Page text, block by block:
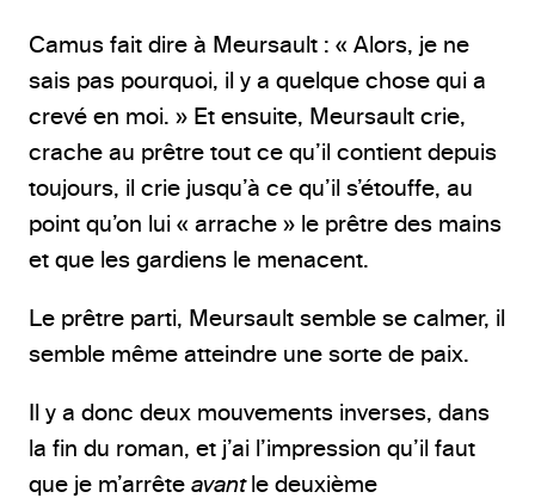
Camus fait dire à Meursault : « Alors, je ne
sais pas pourquoi, il y a quelque chose qui a
crevé en moi. » Et ensuite, Meursault crie,
crache au prêtre tout ce qu’il contient depuis
toujours, il crie jusqu’à ce qu’il s’étouffe, au
point qu’on lui « arrache » le prêtre des mains
et que les gardiens le menacent.
Le prêtre parti, Meursault semble se calmer, il
semble même atteindre une sorte de paix.
Il y a donc deux mouvements inverses, dans
la fin du roman, et j’ai l’impression qu’il faut
que je m’arrête avantle deuxième